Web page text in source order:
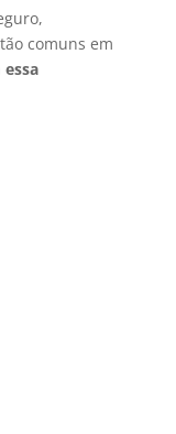
comuns em